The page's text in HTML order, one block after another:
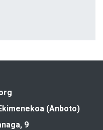
(Anboto)
9